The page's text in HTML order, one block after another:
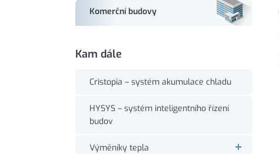
Komerční budovy
Kam dále
Cristopia – systém akumulace chladu
HYSYS – systém inteligentního řízení
budov
Výměníky tepla